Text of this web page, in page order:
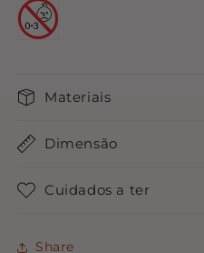
Materiais
Dimensão
Cuidados a ter
Share